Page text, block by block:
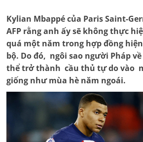
Kylian Mbappé của Paris Saint-
AFP rằng anh ấy sẽ không thực
quá một năm trong hợp đồng
bộ. Do đó, ngôi sao người Pháp
thể trở thành cầu thủ tự do vào
giống như mùa hè năm ngoái.